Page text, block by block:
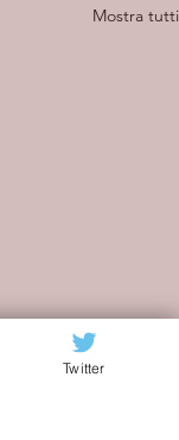
Mostra tutti
Twitter